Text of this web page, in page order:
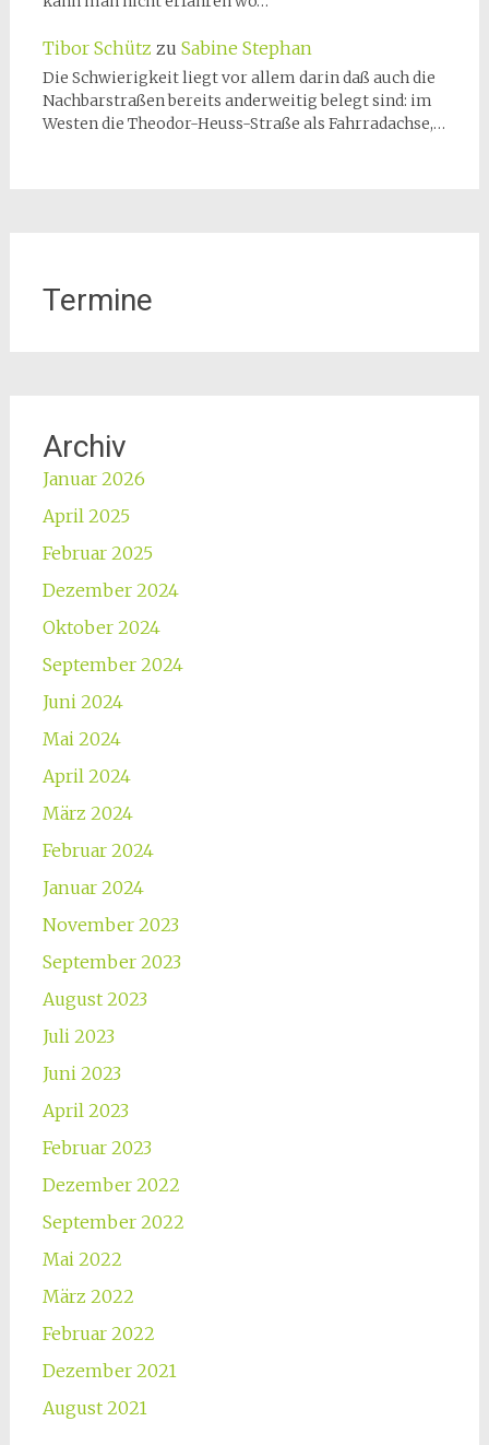
Tibor Schütz zu Sabine Stephan
Die Schwierigkeit liegt vor allem darin daß auch die
Nachbarstraßen bereits anderweitig belegt sind: im
Westen die Theodor-Heuss-Straße als Fahrradachse,…
Termine
Archiv
Januar 2026
April 2025
Februar 2025
Dezember 2024
Oktober 2024
September 2024
Juni 2024
Mai 2024
April 2024
März 2024
Februar 2024
Januar 2024
November 2023
September 2023
August 2023
Juli 2023
Juni 2023
April 2023
Februar 2023
Dezember 2022
September 2022
Mai 2022
März 2022
Februar 2022
Dezember 2021
August 2021